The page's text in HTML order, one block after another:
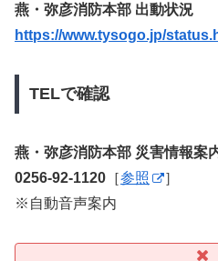
燕・弥彦消防本部 出動状況
https://www.tysogo.jp/
TELで確認
燕・弥彦消防本部 災害情報案
0256-92-1120 ［参照
］
※自動音声案内